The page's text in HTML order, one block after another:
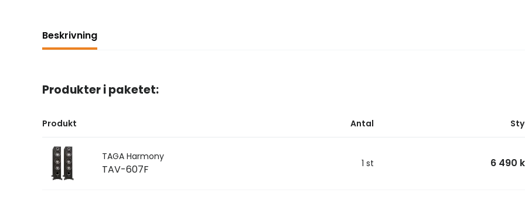
Beskrivning
Produkter i paketet:
Produkt Antal
TAGA Harmony
TAV-607F 1 st 6 490